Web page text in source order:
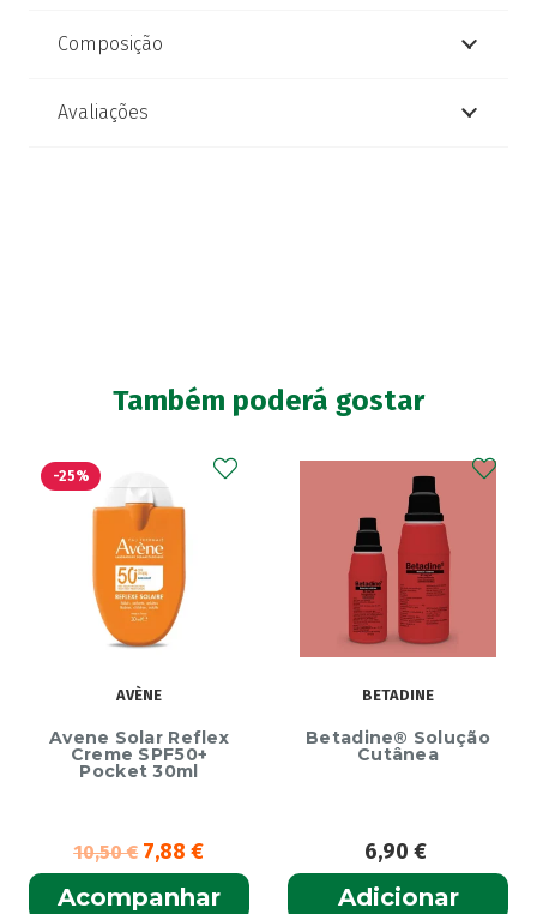
Composição
Avaliações
Também poderá gostar
AVÈNE
Avene Solar Reflex
Creme SPF50+
Pocket 30ml
10,50€ 7,88€
Acompanhar
-25%
BETADINE
Betadine® Solução
Cutânea
6,90€
Adicionar